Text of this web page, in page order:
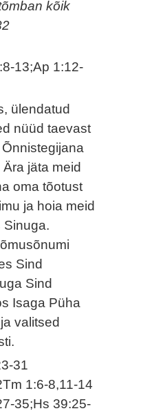
kõik
13;Ap 1:12-
ülendatud
nüüd taevast
jäta meid
oma tõotust
ja hoia meid
Sinuga.
Sind
Sind
Isaga Püha
valitsed
31
1:6-8,11-14
35;Hs 39:25-